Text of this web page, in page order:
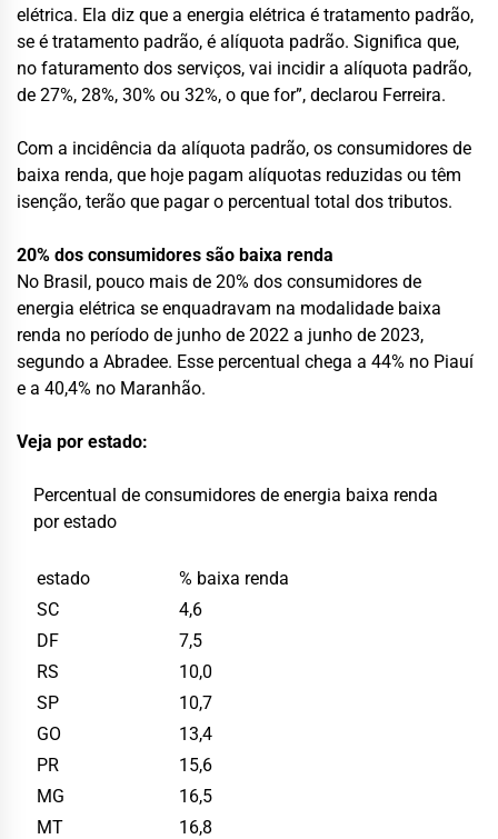
elétrica. Ela diz que a energia elétrica é tratamento padrão,
se é tratamento padrão, é alíquota padrão. Significa que,
no faturamento dos serviços, vai incidir a alíquota padrão,
de 27%, 28%, 30% ou 32%, o que for”, declarou Ferreira.
Com a incidência da alíquota padrão, os consumidores de
baixa renda, que hoje pagam alíquotas reduzidas ou têm
isenção, terão que pagar o percentual total dos tributos.
20% dos consumidores são baixa renda
No Brasil, pouco mais de 20% dos consumidores de
energia elétrica se enquadravam na modalidade baixa
renda no período de junho de 2022 a junho de 2023,
segundo a Abradee. Esse percentual chega a 44% no Piauí
e a 40,4% no Maranhão.
Veja por estado:
Percentual de consumidores de energia baixa renda
por estado
estado
% baixa renda
SC
4,6
DF
7,5
RS
10,0
SP
10,7
GO
13,4
PR
15,6
MG
16,5
MT
16,8